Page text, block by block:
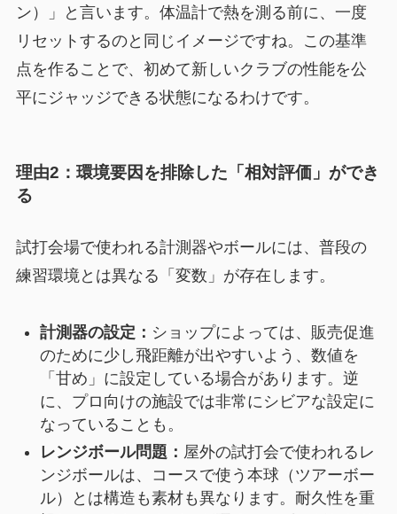
ン）」と言います。体温計で熱を測る前に、一度
リセットするのと同じイメージですね。この基準
点を作ることで、初めて新しいクラブの性能を公
平にジャッジできる状態になるわけです。
理由2：環境要因を排除した「相対評価」ができ
る
試打会場で使われる計測器やボールには、普段の
練習環境とは異なる「変数」が存在します。
計測器の設定： ショップによっては、販売促進
のために少し飛距離が出やすいよう、数値を
「甘め」に設定している場合があります。逆
に、プロ向けの施設では非常にシビアな設定に
なっていることも。
レンジボール問題： 屋外の試打会で使われるレ
ンジボールは、コースで使う本球（ツアーボー
ル）とは構造も素材も異なります。耐久性を重